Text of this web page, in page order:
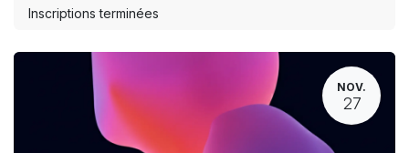
Inscriptions terminées
NOV.
27